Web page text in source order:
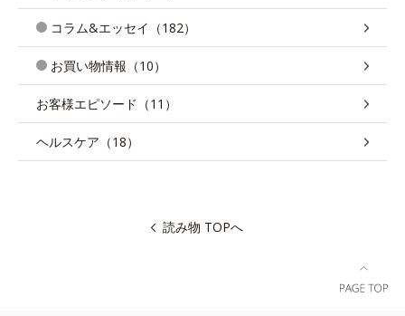
コラム&エッセイ（182）
お買い物情報（10）
お客様エピソード（11）
ヘルスケア（18）
読み物 TOPへ